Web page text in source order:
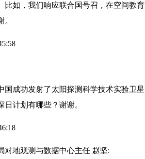
比如，我们响应联合国号召，在空间教
国成功发射了太阳探测科学技术实验卫
日计划有哪些？谢谢。
对地观测与数据中心主任 赵坚: